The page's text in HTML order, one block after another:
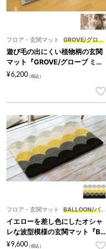
フロア・玄関マット
GROVE/グロー
ブ ミニ
遊び毛の出にくい植物柄の玄関
マット『GROVE/グローブ ミ
ニ』
¥6,200
フロア・玄関マット
BALLOON/バ
ルーン
イエローを差し色にしたオシャ
レな波型模様の玄関マット『BA
LLOON/バルーン』
¥9,600